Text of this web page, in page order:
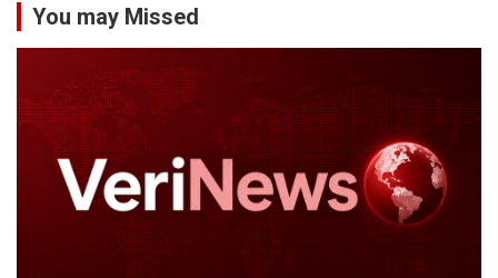
You may Missed